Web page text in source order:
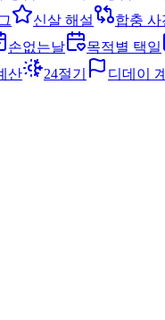
신살 해설 합충 사
손없는날 목적별 택일
산 24절기 디데이